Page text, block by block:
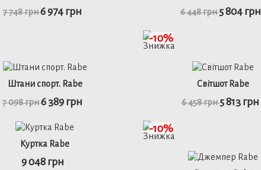
46 48 50 52
детальніше
46 48 52
7 748 грн6 974 грн
6 448 грн5 804 грн
Штани спорт. Rabe
7 098 грн6 389 грн
Світшот Rabe
6 458 грн 5 813 грн
-10%
Куртка Rabe
9 048 грн
-10%